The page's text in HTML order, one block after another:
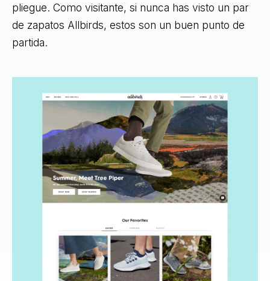
pliegue. Como visitante, si nunca has visto un par
de zapatos Allbirds, estos son un buen punto de
partida.